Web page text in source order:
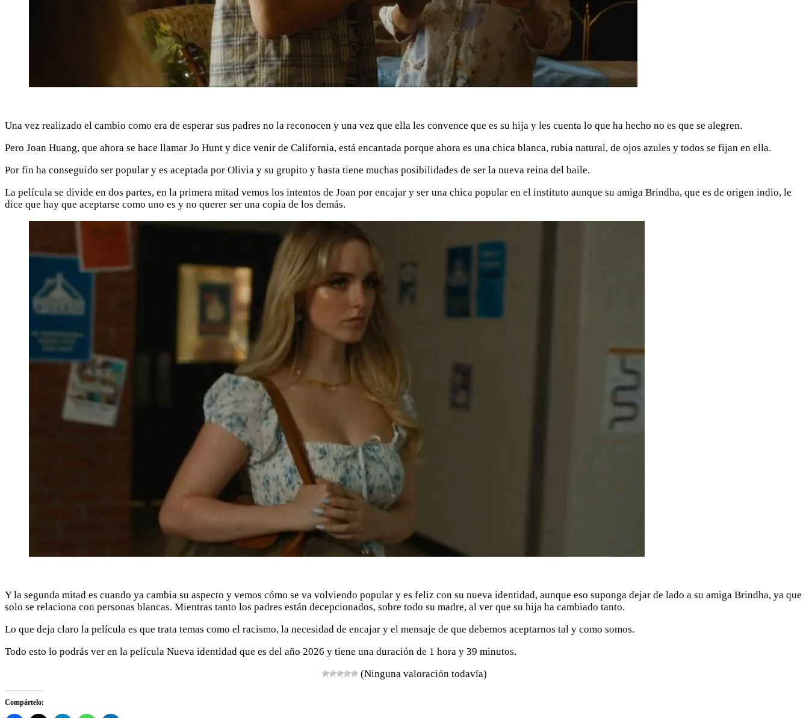
Una vez realizado el cambio como era de esperar sus padres no la reconocen y una vez que ella les convence que es su hija y les cuenta lo que ha hecho no es que se alegren.
Pero Joan Huang, que ahora se hace llamar Jo Hunt y dice venir de California, está encantada porque ahora es una chica blanca, rubia natural, de ojos azules y todos se fijan en ella.
Por fin ha conseguido ser popular y es aceptada por Olivia y su grupito y hasta tiene muchas posibilidades de ser la nueva reina del baile.
La película se divide en dos partes, en la primera mitad vemos los intentos de Joan por encajar y ser una chica popular en el instituto aunque su amiga Brindha, que es de origen indio, le
dice que hay que aceptarse como uno es y no querer ser una copia de los demás.
Y la segunda mitad es cuando ya cambia su aspecto y vemos cómo se va volviendo popular y es feliz con su nueva identidad, aunque eso suponga dejar de lado a su amiga Brindha, ya que
solo se relaciona con personas blancas. Mientras tanto los padres están decepcionados, sobre todo su madre, al ver que su hija ha cambiado tanto.
Lo que deja claro la película es que trata temas como el racismo, la necesidad de encajar y el mensaje de que debemos aceptarnos tal y como somos.
Todo esto lo podrás ver en la película Nueva identidad que es del año 2026 y tiene una duración de 1 hora y 39 minutos.
(Ninguna valoración todavía)
Compártelo: